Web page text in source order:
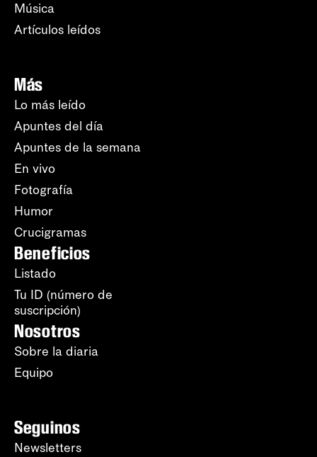
Música
Artículos leídos
Más
Lo más leído
Apuntes del día
Apuntes de la semana
En vivo
Fotografía
Humor
Crucigramas
Beneficios
Listado
Tu ID (número de
suscripción)
Nosotros
Sobre la diaria
Equipo
Seguinos
Newsletters